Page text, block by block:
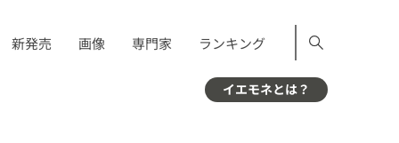
新発売 画像 専門家 ランキング
イエモネとは？